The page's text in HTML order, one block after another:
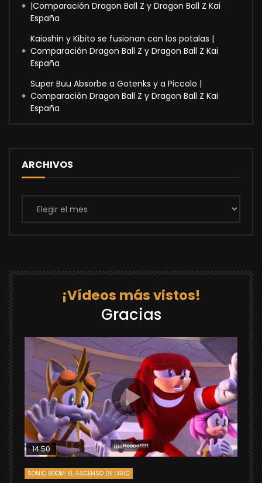
|Comparación Dragon Ball Z y Dragon Ball Z Kai
España
Kaioshin y Kibito se fusionan con los potalas |
Comparación Dragon Ball Z y Dragon Ball Z Kai
España
Super Buu Absorbe a Gotenks y a Piccolo |
Comparación Dragon Ball Z y Dragon Ball Z Kai
España
ARCHIVOS
Archivos
¡Vídeos más vistos!
Gracias
14:50
SONIC BOOM: EL ASCENSO DE LYRIC